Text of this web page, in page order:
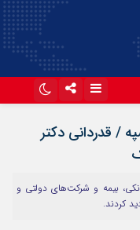
/ قدردانی دکتر
بیمه و شرکت‌های دولتی و
کردند.